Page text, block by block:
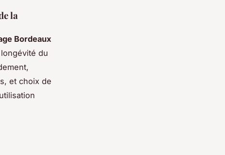
la
Bordeaux
du
et choix de